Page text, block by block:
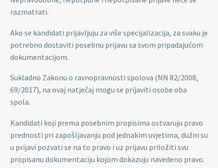
razmatrati.
Ako se kandidati prijavljuju za više specijalizacija, za svaku je
potrebno dostaviti posebnu prijavu sa svom pripadajućom
dokumentacijom.
Sukladno Zakonu o ravnopravnosti spolova (NN 82/2008,
69/2017), na ovaj natječaj mogu se prijaviti osobe oba
spola.
Kandidati koji prema posebnim propisima ostvaruju pravo
prednosti pri zapošljavanju pod jednakim uvjetima, dužni su
u prijavi pozvati se na to pravo i uz prijavu priložiti svu
propisanu dokumentaciju kojom dokazuju navedeno pravo.